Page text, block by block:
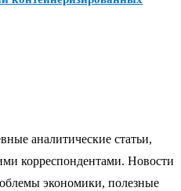
аналитические статьи,
корреспондентами. Новости
экономики, полезные